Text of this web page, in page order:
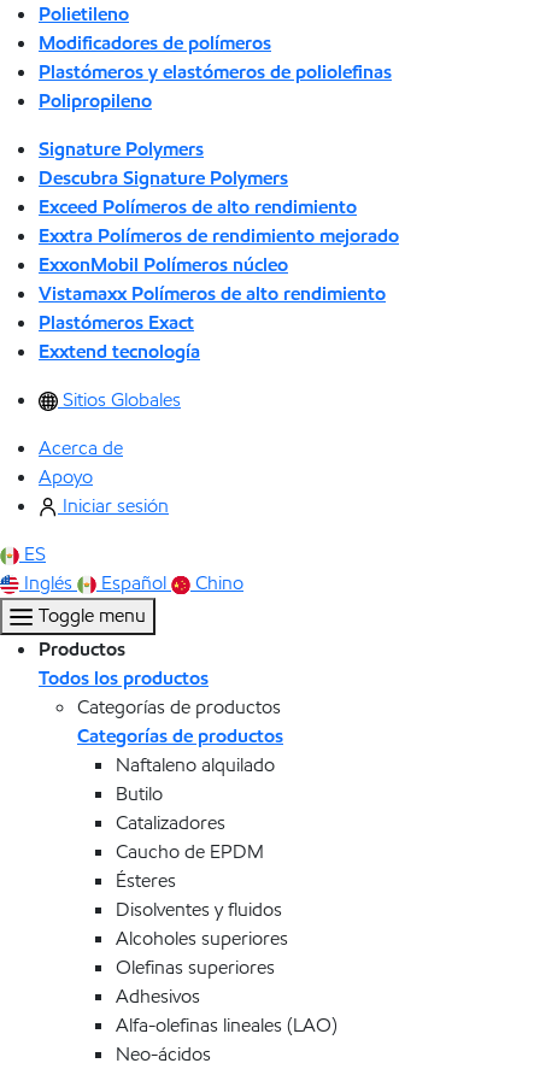
Polietileno
Modificadores de polímeros
Plastómeros y elastómeros de poliolefinas
Polipropileno
Signature Polymers
Descubra Signature Polymers
Exceed Polímeros de alto rendimiento
Exxtra Polímeros de rendimiento mejorado
ExxonMobil Polímeros núcleo
Vistamaxx Polímeros de alto rendimiento
Plastómeros Exact
Exxtend tecnología
Sitios Globales
Acerca de
Apoyo
Iniciar sesión
ES
Inglés
Español
Chino
Toggle menu
Productos
Todos los productos
Categorías de productos
Categorías de productos
Naftaleno alquilado
Butilo
Catalizadores
Caucho de EPDM
Ésteres
Disolventes y fluidos
Alcoholes superiores
Olefinas superiores
Adhesivos
Alfa-olefinas lineales (LAO)
Neo-ácidos